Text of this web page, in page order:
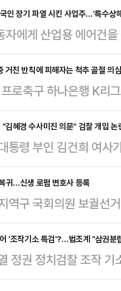
인 장기 파열 시킨 사업주…'특수
자에게 산업용 에어건
적인 사건 조사를 진행
된 '에어건'이 위험한
으로 전망된다. 법조계
기 어렵다고 봤다.전날
등 혐의를 받은 화성시
대한 구속 전 피의자심
및 도주…
거친 반칙에 피해자는 척추 골절
로축구 하나은행 K리
면이 나왔다. 후반 추
이시다 마사토시(마사
는 척추 돌기 부분 골
은 "동업자 정신이 없
지 펼쳤다.이와 관련해
어느 정도의 접촉·부
클로 인해…
혜경 수사미진 의문" 검찰 개입
통령 부인 김건희 여사
가 법정에 공개되면서
고 있다. 논란이 사실로
직접 적용되는지 여
는 분석이 나온다.서
관의 직권남용권리행
김 여사의 명품백 수수
증인으로 불…
귀…신생 로펌 변호사 등록
역구 국회의원 보궐선
법인 소속 변호사로
표는 지난달 서울 강
이름을 올렸다. 대한변
난해 7월 마친 것으로
'조작기소 특검'?…법조계 "삼권분
정권 정치검찰 조작
속 여당 의원들이 검